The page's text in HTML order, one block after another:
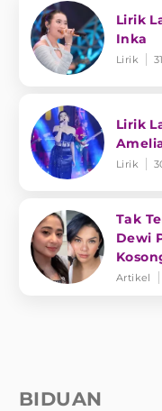
Lirik
Inka
Lirik
Lirik
Lirik
Tak
Dewi
Artikel
BIDUAN